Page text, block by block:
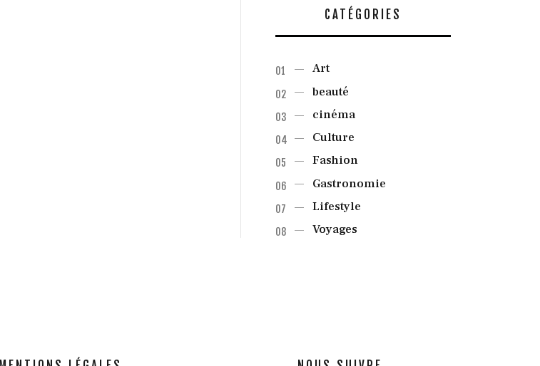
CATÉGORIES
Art
beauté
cinéma
Culture
Fashion
Gastronomie
Lifestyle
Voyages